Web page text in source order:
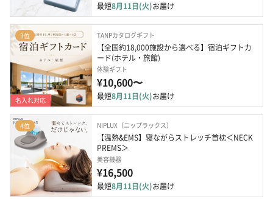
最短8月11日(火)お届け
3位
名入れ対応
TANPカタログギフト
【全国約18,000施設から選べる】宿泊ギフトカ
ード(ホテル・旅館)
体験ギフト
¥10,600〜
最短8月11日(火)お届け
4位 NIPLUX（ニップラックス）
【温熱&EMS】寝ながらストレッチ首枕＜NECK
PREMS＞
美容機器
¥16,500
最短8月11日(火)お届け